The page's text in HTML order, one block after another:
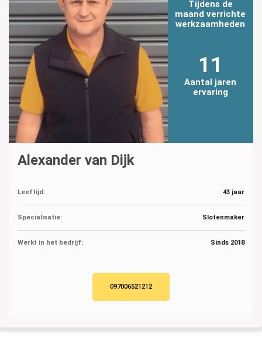
Tijdens de
maand verrichte
werkzaamheden
11
Aantal jaren
ervaring
Alexander van Dijk
Leeftijd: 43 jaar
Specialisatie: Slotenmaker
Werkt in het bedrijf: Sinds 2018
097006521212